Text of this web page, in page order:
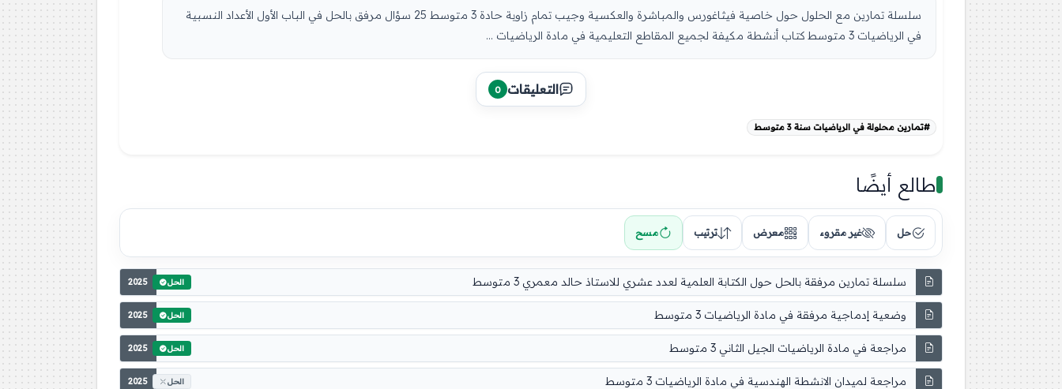
سلسلة تمارين مع الحلول حول خاصية فيثاغورس والمباشرة والعكسية وجيب تمام زاوية حادة 3 متوسط 25 سؤال مرفق بالحل في الباب الأول الأعداد النسبية
في الرياضيات 3 متوسط كتاب أنشطة مكيفة لجميع المقاطع التعليمية في مادة الرياضيات ...
التعليقات 0
#تمارين محلولة في الرياضيات سنة 3 متوسط
طالع أيضًا
حل غير مقروء معرض ترتيب مسح
2025 الحل
وضعية إدماجية مرفقة في مادة الرياضيات 3 متوسط 2025 الحل
مراجعة في مادة الرياضيات الجيل الثاني 3 متوسط 2025 الحل
مراجعة لميدان الانشطة الهندسية في مادة الرياضيات 3 متوسط 2025 الحل